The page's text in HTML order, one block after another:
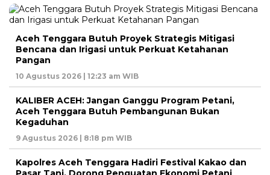
Aceh Tenggara Butuh Proyek Strategis Mitigasi
Bencana dan Irigasi untuk Perkuat Ketahanan
Pangan
10 Agustus 2026 | 12:23 am WIB
KALIBER ACEH: Jangan Ganggu Program Petani,
Aceh Tenggara Butuh Pembangunan Bukan
Kegaduhan
9 Agustus 2026 | 8:18 pm WIB
Kapolres Aceh Tenggara Hadiri Festival Kakao dan